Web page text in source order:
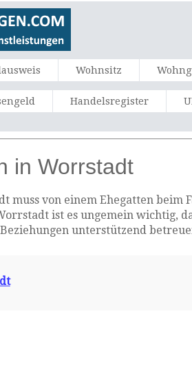
Wohnsitz
Handelsregister
in Worrstadt
muss von einem Ehegatten beim
ist es ungemein wichtig,
unterstützend